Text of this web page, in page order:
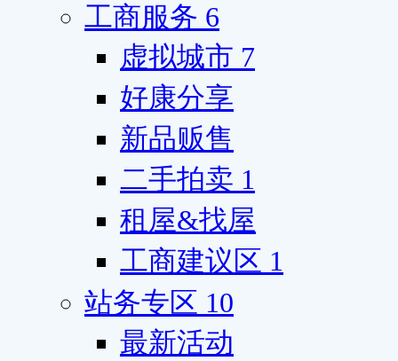
工商服务 6
虚拟城市 7
好康分享
新品贩售
二手拍卖 1
租屋&找屋
工商建议区 1
站务专区 10
最新活动